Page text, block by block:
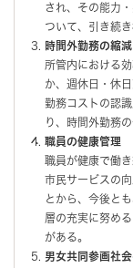
され、その能力
ついて、引き続
時間外勤務の縮減
所管内における
か、週休日・休
勤務コストの認
り、時間外勤務
職員の健康管理
職員が健康で働
市民サービスの
とから、今後と
層の充実に努め
がある。
男女共同参画社